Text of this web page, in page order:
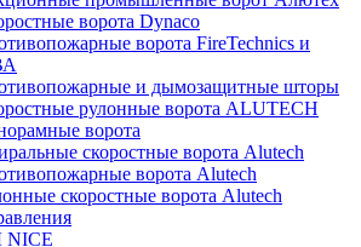
ворота Dynaco
ворота FireTechnics и
и дымозащитные шторы
рулонные ворота ALUTECH
ворота
скоростные ворота Alutech
ворота Alutech
скоростные ворота Alutech